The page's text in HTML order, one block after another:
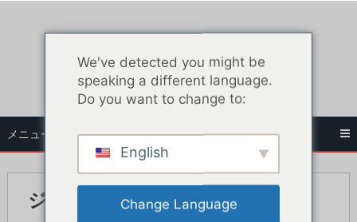
ス
キ
ッ
プ
メニュー
ジャカルタ・セックス入門
We've detected you might be
speaking a different language.
Do you want to change to:
English
Change Language